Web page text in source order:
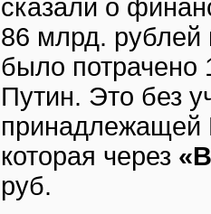
сказали о
86 млрд. рублей
было потрачено
Путин. Это без
принадлежащей
которая через
руб.